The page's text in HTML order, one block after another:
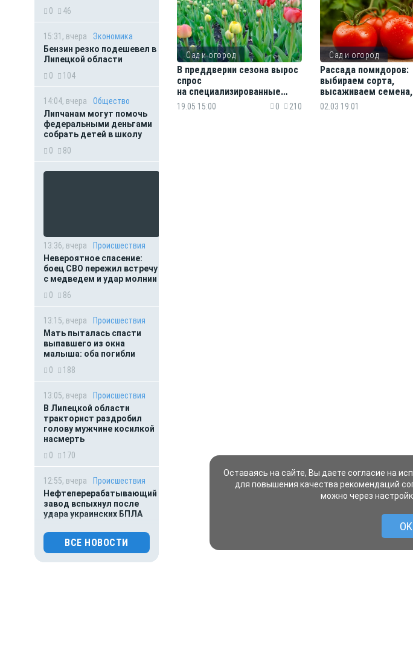
0
46
15:31, вчера
Экономика
Бензин резко подешевел в
Липецкой области
0
104
14:04, вчера
Общество
Липчанам могут помочь
федеральными деньгами
собрать детей в школу
0
80
13:36, вчера
Происшествия
Невероятное спасение:
боец СВО пережил встречу
с медведем и удар молнии
0
86
13:15, вчера
Происшествия
Мать пыталась спасти
выпавшего из окна
малыша: оба погибли
0
188
13:05, вчера
Происшествия
В Липецкой области
тракторист раздробил
голову мужчине косилкой
насмерть
0
170
12:55, вчера
Происшествия
Нефтеперерабатывающий
завод вспыхнул после
удара украинских БПЛА
0
98
12:04, вчера
Происшествия
ВСЕ НОВОСТИ
Сад и огород
В преддверии сезона вырос
спрос
на специализированные
удобрения для сада
19.05 15:00 0 210
Сад и огород
Рассада помидоров:
выбираем сорта,
высаживаем семена,
заботимся о сеянцах
02.03 19:01
Оставаясь на сайте, Вы даете согласие на
для повышения качества рекомендаций
можно через
OK